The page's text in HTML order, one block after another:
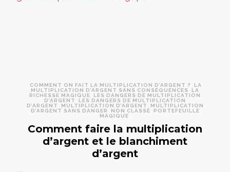
COMMENT ON FAIT LA MULTIPLICATION D’ARGENT ?
LA
MULTIPLICATION D’ARGENT SANS CONSÉQUENCES
LA
RICHESSE MAGIQUE
LES DANGERS DE MULTIPLICATION
D’ARGENT
LES DANGERS DE MULTIPLICATION
D’ARGENT
MULTIPLICATION D’ARGENT
MULTIPLICATION
D’ARGENT SANS DANGER
NON CLASSÉ
PORTEFEUILLE
MAGIQUE
Comment faire la multiplication
d’argent et le blanchiment
d’argent